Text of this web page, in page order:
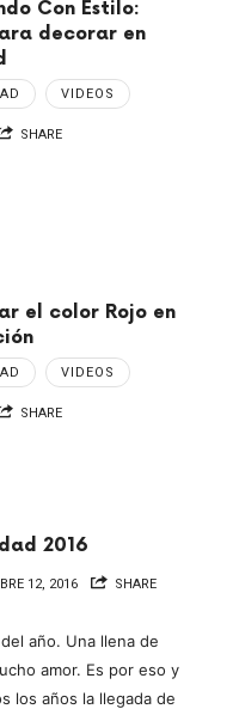
Con Estilo:
decorar en
VIDEOS
SHARE
el color Rojo en
VIDEOS
SHARE
2016
12, 2016 SHARE
año. Una llena de
amor. Es por eso y
los años la llegada de